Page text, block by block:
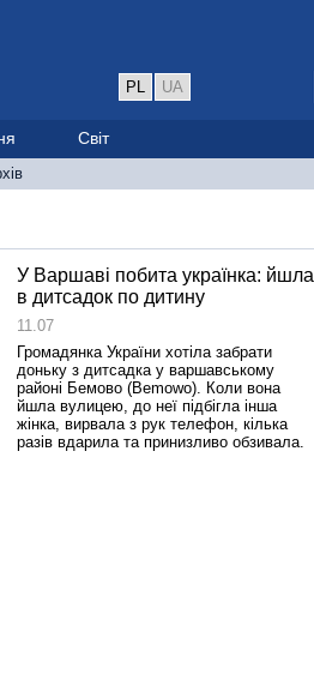
PL UA
Світ
У Варшаві побита українка: йшла
в дитсадок по дитину
11.07
Громадянка України хотіла забрати
доньку з дитсадка у варшавському
районі Бемово (Bemowo). Коли вона
йшла вулицею, до неї підбігла інша
жінка, вирвала з рук телефон, кілька
разів вдарила та принизливо обзивала.